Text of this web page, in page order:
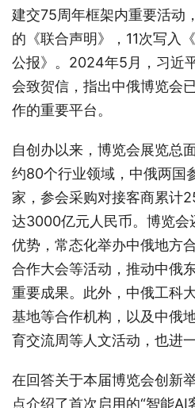
建交75周年框架内重要活动
的《联合声明》，11次写入
公报》。2024年5月，习近
会致贺信，指出中俄博览会
作的重要平台。
自创办以来，博览会展览总
约80个行业领域，中俄两国
家，参会采购对接客商累计
达3000亿元人民币。博览会
优势，常态化举办中俄地方
合作大会等活动，推动中俄
重要成果。此外，中俄工科
基地等合作机构，以及中俄
育交流周等人文活动，也进
在回答关于本届博览会创新
点介绍了首次启用的“智能AI